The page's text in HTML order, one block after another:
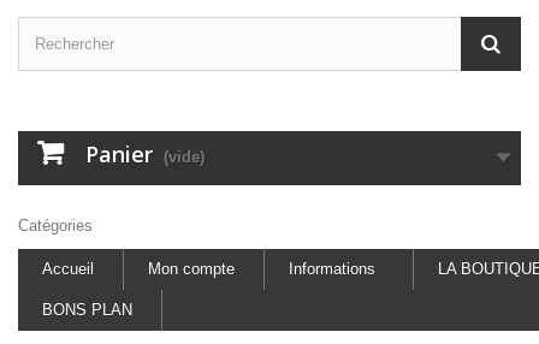
Panier (vide)
Catégories
Accueil Mon compte Informations LA
BONS PLAN